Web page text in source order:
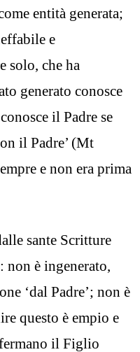
entità generata;
e
solo, che ha
generato conosce
il Padre se
il Padre’ (Mt
e non era prima
sante Scritture
non è ingenerato,
‘dal Padre’; non è
questo è empio e
il Figlio